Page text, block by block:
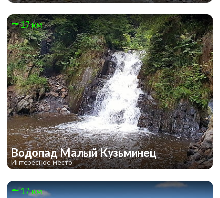
17 км
Водопад Малый Кузьминец
Интересное место
17 км